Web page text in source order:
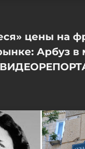
цены на
Арбуз в